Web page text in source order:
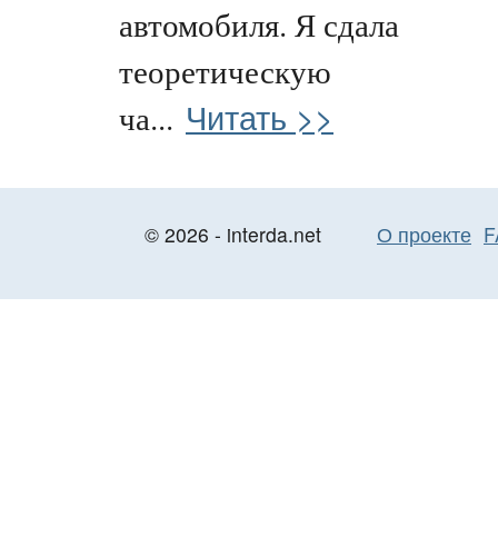
автомобиля. Я сдала
теоретическую
ча... Читать >>
© 2026 - interda.net О проекте